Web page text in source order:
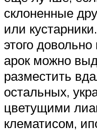
склоненные
или
этого
арок можно
разместить
остальных,
цветущими
клематисом,